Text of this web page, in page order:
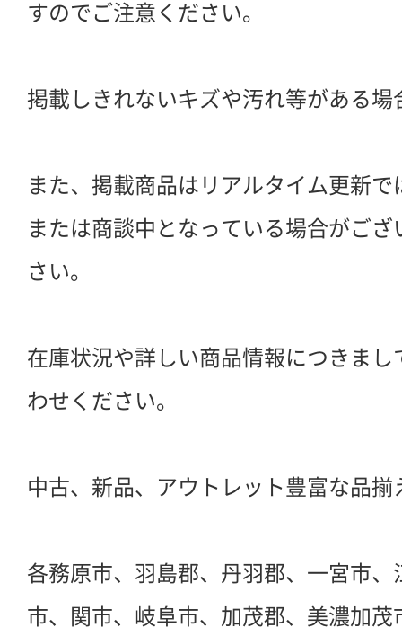
すのでご注意ください。
掲載しきれないキズや汚れ等がある場
また、掲載商品はリアルタイム更新
または商談中となっている場合がご
さい。
在庫状況や詳しい商品情報につきま
わせください。
中古、新品、アウトレット豊富な品揃
各務原市、羽島郡、丹羽郡、一宮市
市、関市、岐阜市、加茂郡、美濃加茂